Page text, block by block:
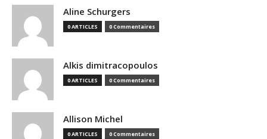
Aline Schurgers
0 ARTICLES 0 Commentaires
Alkis dimitracopoulos
0 ARTICLES 0 Commentaires
Allison Michel
0 ARTICLES 0 Commentaires